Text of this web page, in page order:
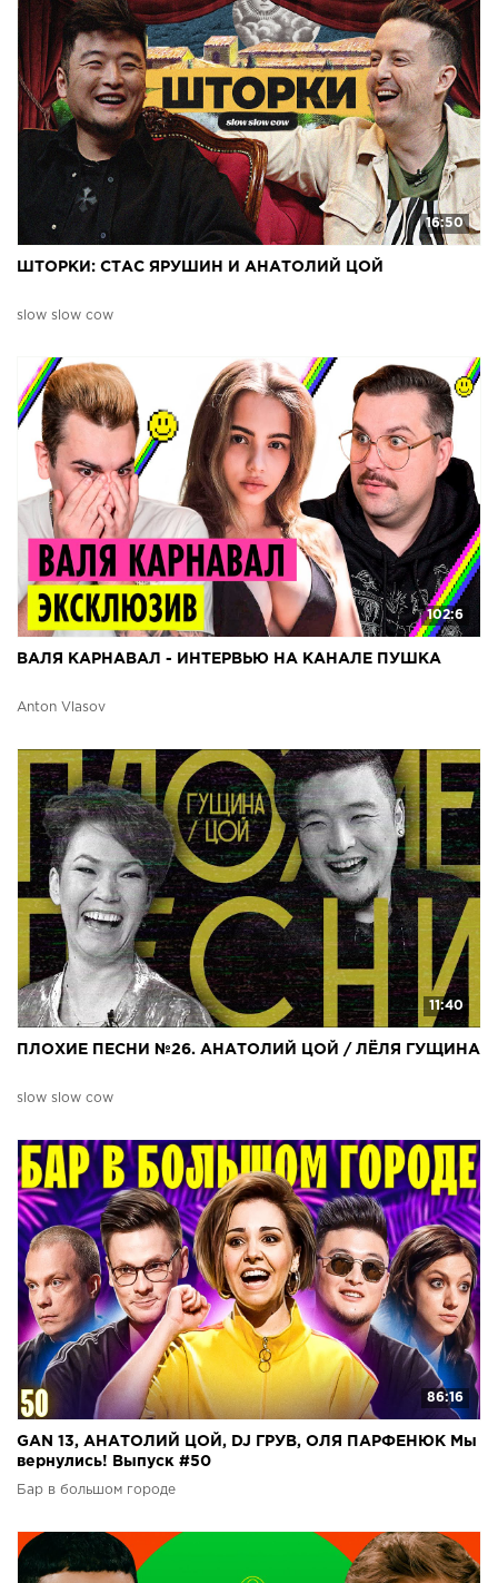
16:50
ШТОРКИ: СТАС ЯРУШИН И АНАТОЛИЙ ЦОЙ
slow slow cow
102:6
ВАЛЯ КАРНАВАЛ - ИНТЕРВЬЮ НА КАНАЛЕ ПУШКА
Anton Vlasov
11:40
ПЛОХИЕ ПЕСНИ №26. АНАТОЛИЙ ЦОЙ / ЛЁЛЯ ГУЩИНА
slow slow cow
86:16
GAN 13, АНАТОЛИЙ ЦОЙ, DJ ГРУВ, ОЛЯ ПАРФЕНЮК Мы
вернулись! Выпуск #50
Бар в большом городе